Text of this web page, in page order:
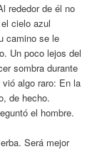
rededor de él no
cielo azul
camino se le
Un poco lejos del
sombra durante
algo raro: En la
de hecho.
el hombre.
Será mejor